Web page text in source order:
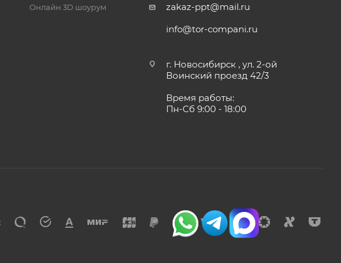
Онлайн 3D шоурум
zakaz-ppt@mail.ru
info@tor-compani.ru
г. Новосибирск , ул. 2-ой
Воинский проезд 42/3
Время работы:
Пн-Сб 9:00 - 18:00